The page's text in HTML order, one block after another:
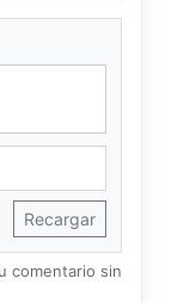
Recargar
comentario sin